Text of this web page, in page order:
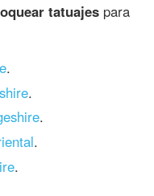
tatuajes para
.
.
.
.
.